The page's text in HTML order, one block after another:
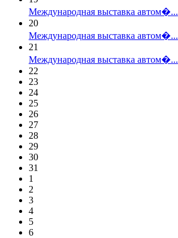
Международная выставка автом�...
20
Международная выставка автом�...
21
Международная выставка автом�...
22
23
24
25
26
27
28
29
30
31
1
2
3
4
5
6